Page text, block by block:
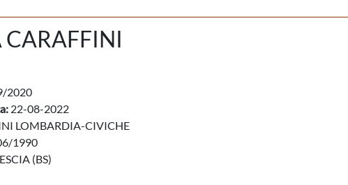
2020
22-08-2022
LOMBARDIA-CIVICHE
1990
(BS)